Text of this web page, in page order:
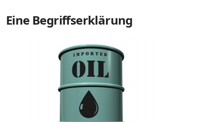
Eine Begriffserklärung